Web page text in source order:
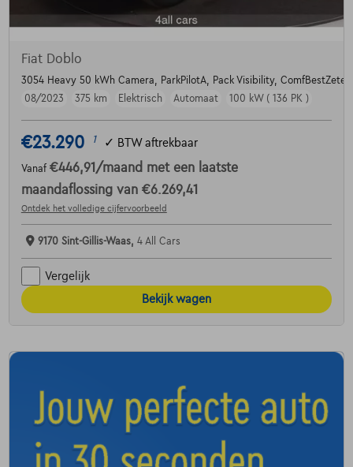
Fiat Doblo
3054 Heavy 50 kWh Camera, ParkPilotA, Pack Visibility,
08/2023
375 km Elektrisch Automaat 100 kW ( 136 PK )
€23.290 1 ✓ BTW aftrekbaar
Vanaf €446,91 /maand met een laatste
maandaflossing van €6.269,41
Ontdek het volledige cijfervoorbeeld
9170 Sint-Gillis-Waas, 4 All Cars
Vergelijk
Bekijk wagen